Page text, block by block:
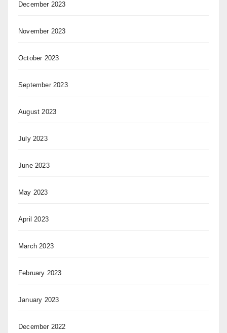
December 2023
November 2023
October 2023
September 2023
August 2023
July 2023
June 2023
May 2023
April 2023
March 2023
February 2023
January 2023
December 2022